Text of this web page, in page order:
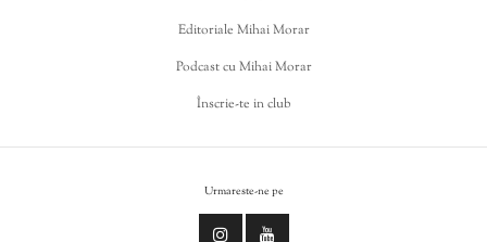
Editoriale Mihai Morar
Podcast cu Mihai Morar
Înscrie-te in club
Urmareste-ne pe